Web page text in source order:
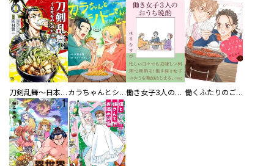
刀剣乱舞～日本号つれづれ酒～ カラちゃんとシトーさんと、 【分冊版】 働き女子3人のおうち晩酌 働くふたりのごほうび飯